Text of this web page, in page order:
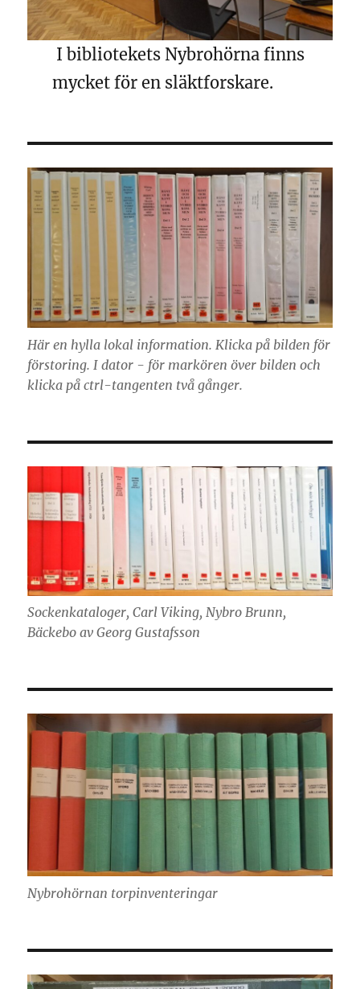
I bibliotekets Nybrohörna finns
mycket för en släktforskare.
Här en hylla lokal information. Klicka på bilden för
förstoring. I dator - för markören över bilden och
klicka på ctrl-tangenten två gånger.
Sockenkataloger, Carl Viking, Nybro Brunn,
Bäckebo av Georg Gustafsson
Nybrohörnan torpinventeringar